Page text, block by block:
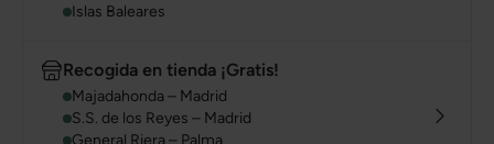
Islas Baleares
Recogida en tienda ¡Gratis!
Majadahonda – Madrid
S.S. de los Reyes – Madrid
General Riera – Palma